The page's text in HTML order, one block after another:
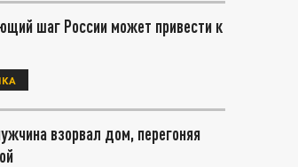
шаг России может привести к
взорвал дом, перегоняя